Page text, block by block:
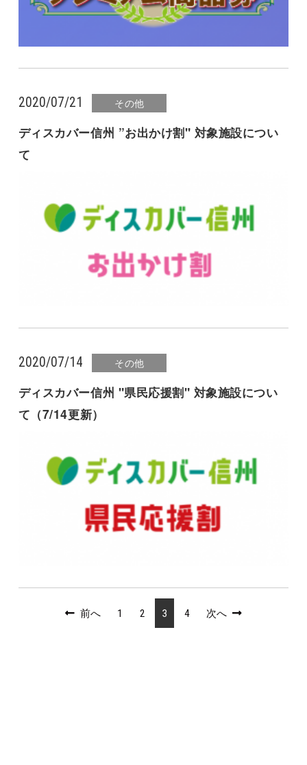
2020/07/21 その他
ディスカバー信州 ”お出かけ割" 対象施設につい
て
2020/07/14 その他
ディスカバー信州 "県民応援割" 対象施設につい
て（7/14更新）
前へ 1 2 3 4 次へ